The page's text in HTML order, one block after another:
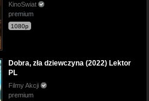
KinoSwiat
premium
1080p
Dobra, zła dziewczyna (2022) Lektor
PL
Filmy Akcji
premium